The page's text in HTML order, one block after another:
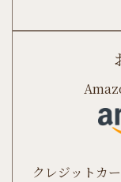
クレジットカ